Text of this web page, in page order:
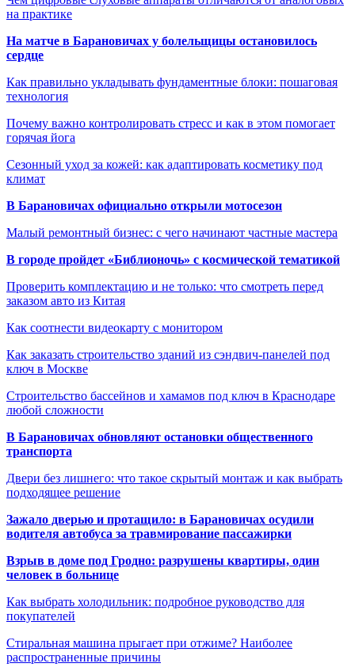
на практике
На матче в Барановичах у болельщицы остановилось
сердце
Как правильно укладывать фундаментные блоки: пошаговая
технология
Почему важно контролировать стресс и как в этом помогает
горячая йога
Сезонный уход за кожей: как адаптировать косметику под
климат
В Барановичах официально открыли мотосезон
Малый ремонтный бизнес: с чего начинают частные мастера
В городе пройдет «Библионочь» с космической тематикой
Проверить комплектацию и не только: что смотреть перед
заказом авто из Китая
Как соотнести видеокарту с монитором
Как заказать строительство зданий из сэндвич-панелей под
ключ в Москве
Строительство бассейнов и хамамов под ключ в Краснодаре
любой сложности
В Барановичах обновляют остановки общественного
транспорта
Двери без лишнего: что такое скрытый монтаж и как выбрать
подходящее решение
Зажало дверью и протащило: в Барановичах осудили
водителя автобуса за травмирование пассажирки
Взрыв в доме под Гродно: разрушены квартиры, один
человек в больнице
Как выбрать холодильник: подробное руководство для
покупателей
Стиральная машина прыгает при отжиме? Наиболее
распространенные причины